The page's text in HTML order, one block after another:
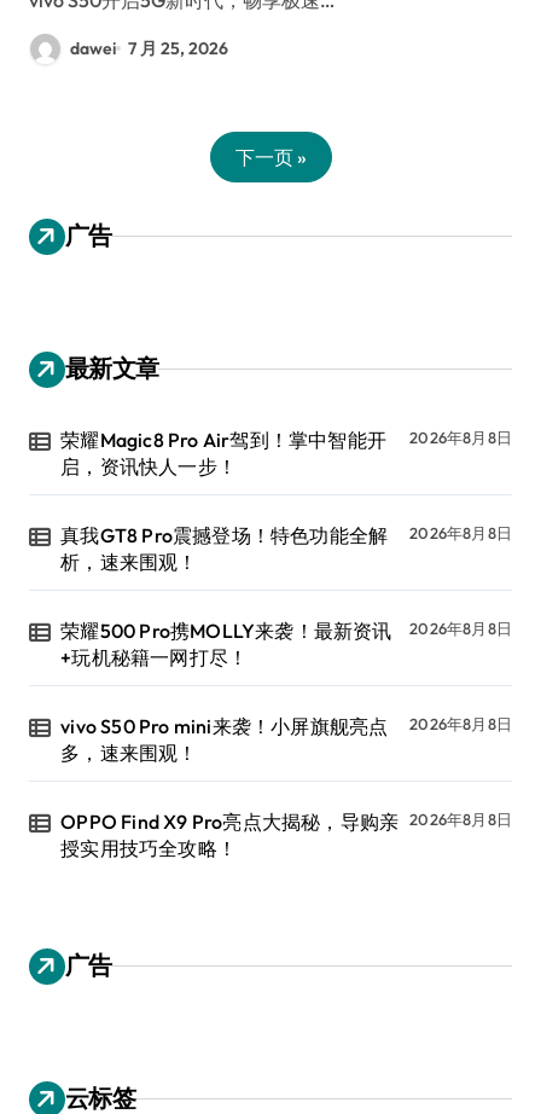
dawei 7 月 25, 2026
下一页 »
广告
最新文章
荣耀Magic8 Pro Air驾到！掌中智能开
启，资讯快人一步！
2026年8月8日
真我GT8 Pro震撼登场！特色功能全解
析，速来围观！
2026年8月8日
荣耀500 Pro携MOLLY来袭！最新资讯
+玩机秘籍一网打尽！
2026年8月8日
vivo S50 Pro mini来袭！小屏旗舰亮点
多，速来围观！
2026年8月8日
OPPO Find X9 Pro亮点大揭秘，导购亲
授实用技巧全攻略！
2026年8月8日
广告
云标签